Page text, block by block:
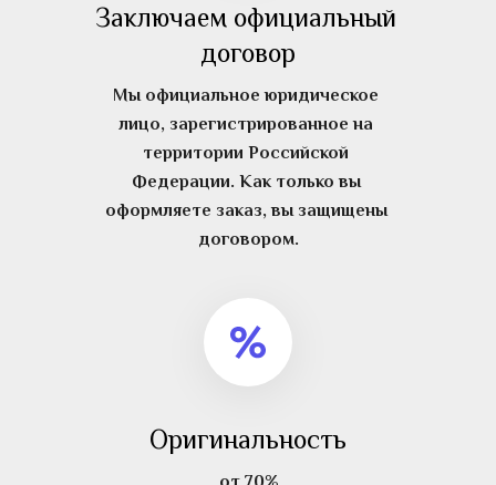
Заключаем официальный
договор
Оригинальность
Мы официальное юридическое
лицо, зарегистрированное на
территории Российской
Федерации. Как только вы
оформляете заказ, вы защищены
договором.